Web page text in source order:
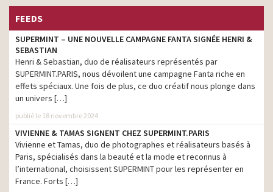
St Hubert – Le choix du
cœur – Le musée
Dacia Sandero et Sandero
Stepway – Ne gardez que
l’essentiel
production
Fondation Abbé Pierre – Il
y a une vie après la rue
ensemble – Vous donner
de l’avance
production
Midas – Diagnostic
systématique – Les doigts
croisés
production
FEEDS
SUPERMINT – UNE NOUVELLE CAMPAGNE FANTA SIGNÉE HENRI &
SEBASTIAN
Henri & Sebastian, duo de réalisateurs représentés par
SUPERMINT.PARIS, nous dévoilent une campagne Fanta riche en
effets spéciaux. Une fois de plus, ce duo créatif nous plonge dans
un univers […]
publié le 18 novembre 2024
VIVIENNE & TAMAS SIGNENT CHEZ SUPERMINT.PARIS
Vivienne et Tamas, duo de photographes et réalisateurs basés à
Paris, spécialisés dans la beauté et la mode et reconnus à
l’international, choisissent SUPERMINT pour les représenter en
France. Forts […]